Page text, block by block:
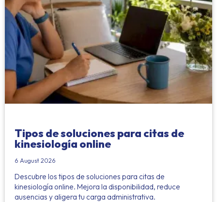
Tipos de soluciones para citas de
kinesiología online
6 August 2026
Descubre los tipos de soluciones para citas de
kinesiología online. Mejora la disponibilidad, reduce
ausencias y aligera tu carga administrativa.